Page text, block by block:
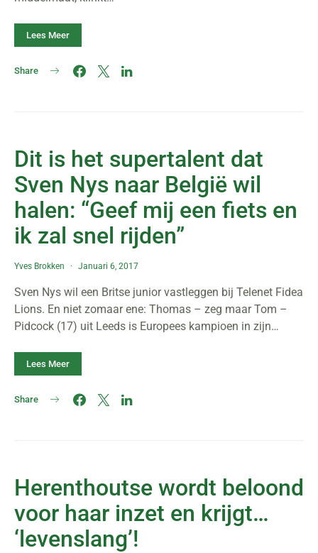
Lees Meer
Share
Dit is het supertalent dat
Sven Nys naar België wil
halen: “Geef mij een fiets en
ik zal snel rijden”
Yves Brokken Januari 6, 2017
Sven Nys wil een Britse junior vastleggen bij Telenet Fidea
Lions. En niet zomaar ene: Thomas – zeg maar Tom –
Pidcock (17) uit Leeds is Europees kampioen in zijn…
Lees Meer
Share
Herenthoutse wordt beloond
voor haar inzet en krijgt…
‘levenslang’!